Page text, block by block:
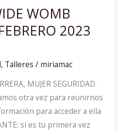
WOMB
2023
, Talleres / miriamac
MUJER SEGURIDAD.
otra vez para reunirnos
para acceder a ella
si es tu primera vez